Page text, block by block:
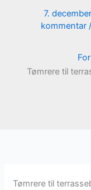
7.
kommentar /
Tømrere til
Tømrere til